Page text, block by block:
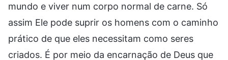
mundo e viver num corpo normal de carne. Só
assim Ele pode suprir os homens com o caminho
prático de que eles necessitam como seres
criados. É por meio da encarnação de Deus que